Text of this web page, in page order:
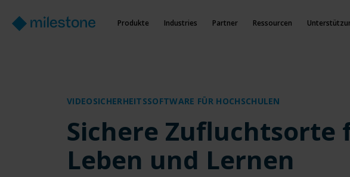
Produkte Industries Partner Ressourcen
VIDEOSICHERHEITSSOFTWARE FÜR HOCHSCHULEN
Sichere Zufluchtsorte
Leben und Lernen